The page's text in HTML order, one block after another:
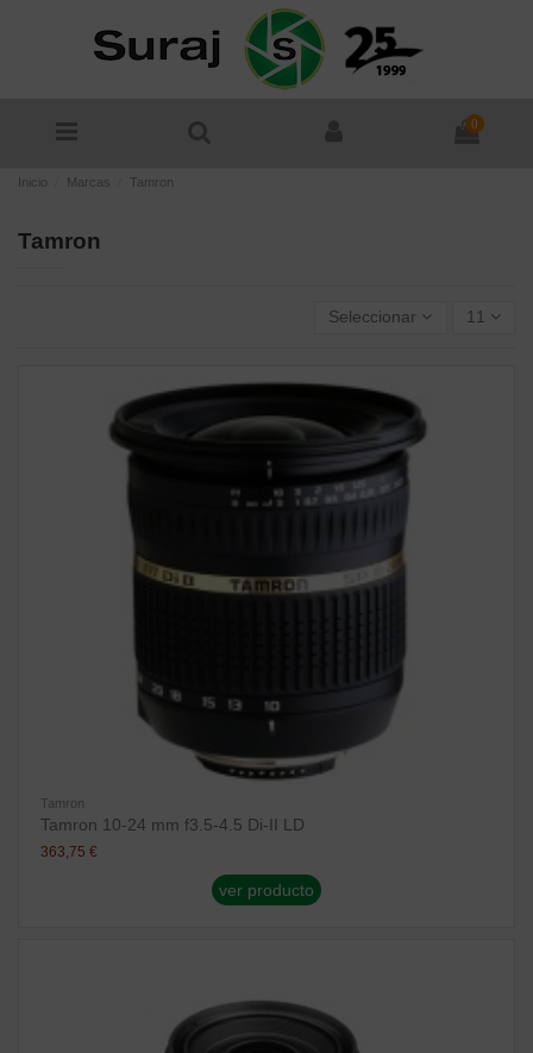
0
Inicio Marcas Tamron
Tamron
Seleccionar 11
Tamron
Tamron 10-24 mm f3.5-4.5 Di-II LD
363,75 €
ver producto